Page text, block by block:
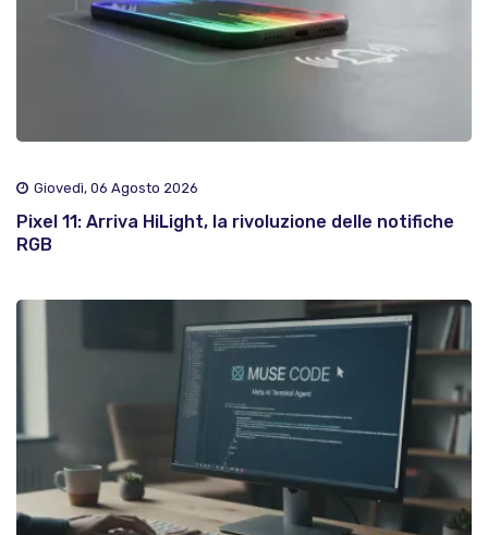
Giovedì, 06 Agosto 2026
Pixel 11: Arriva HiLight, la rivoluzione delle notifiche
RGB